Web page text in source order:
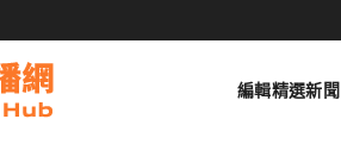
編輯精選新聞